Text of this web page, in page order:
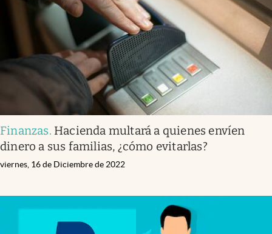
Finanzas. Hacienda multará a quienes envíen
dinero a sus familias, ¿cómo evitarlas?
viernes, 16 de Diciembre de 2022